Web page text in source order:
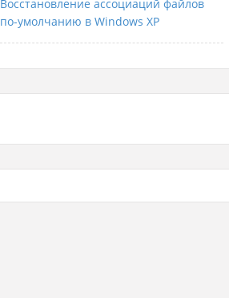
Восстановление ассоциаций файлов
по-умолчанию в Windows XP